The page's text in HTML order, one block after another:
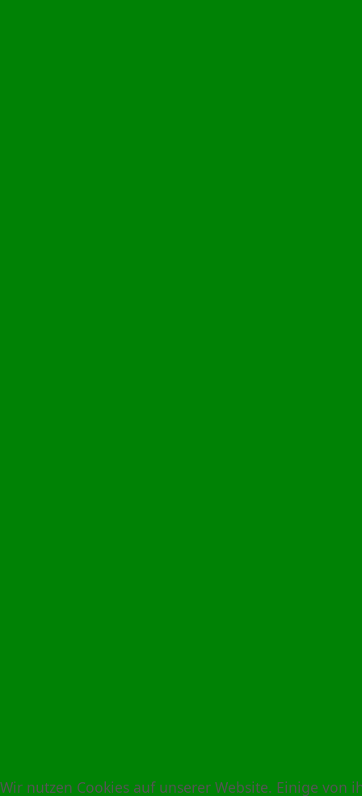
Wir nutzen Cookies auf unserer Website. Einige von